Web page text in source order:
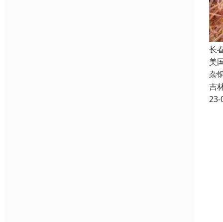
长
美
杂
吉
23-